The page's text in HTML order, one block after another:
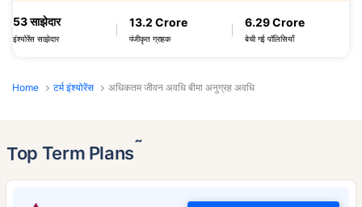
53 साझेदार
इंश्योरेंस साझेदार
13.2 Crore
पंजीकृत ग्राहक
6.29 Crore
बेची गई पॉलिसियाँ
Home टर्म इंश्योरेंस अधिकतम जीवन अवधि बीमा अनुग्रह अवधि
Top Term Plans˜